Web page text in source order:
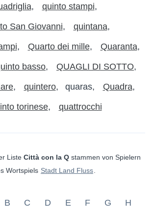
quinto stampi
San Giovanni quintana
Quarto dei mille Quaranta
basso QUAGLI DI SOTTO
quintero quaras Quadra
torinese quattrocchi
Liste Città con la Q stammen von Spielern
Wortspiels Stadt Land Fluss
B C D E F G H